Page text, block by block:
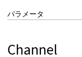
パラメータ
Channel